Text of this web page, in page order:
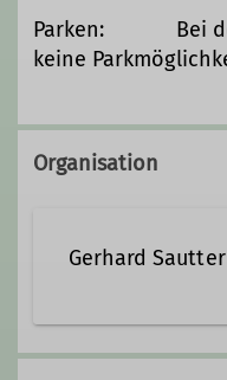
Parken: Bei der
keine
Organisation
Gerhard Sautter